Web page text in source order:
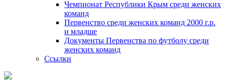
Чемпионат Республики Крым среди женских
команд
Первенство среди женских команд 2000 г.р.
и младше
Документы Первенства по футболу среди
женских команд
Ссылки